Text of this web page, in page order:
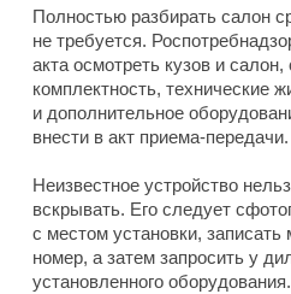
Полностью разбирать салон
не требуется.
акта осмотреть кузов и
комплектность, технические
и дополнительное
внести в акт приема-передачи.
Неизвестное устройство
вскрывать. Его следует
с местом установки,
номер, а затем запросить у
установленного